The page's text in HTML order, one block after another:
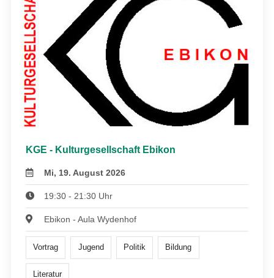
KGE - Kulturgesellschaft Ebikon
Mi, 19. August 2026
19:30 - 21:30 Uhr
Ebikon - Aula Wydenhof
Vortrag Jugend Politik Bildung
Literatur